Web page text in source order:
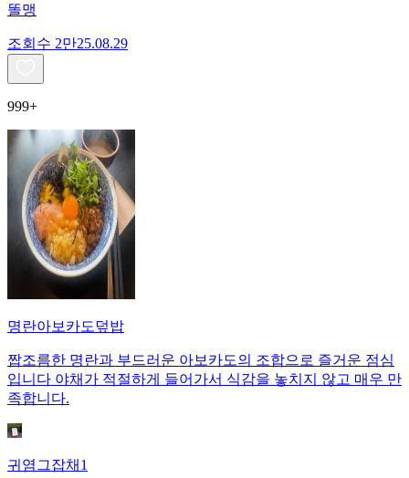
똘맹
조회수 2만25.08.29
999+
명란아보카도덮밥
짭조름한 명란과 부드러운 아보카도의 조합으로 즐거운 점심
입니다 야채가 적절하게 들어가서 식감을 놓치지 않고 매우 만
족합니다.
귀염그잡채1